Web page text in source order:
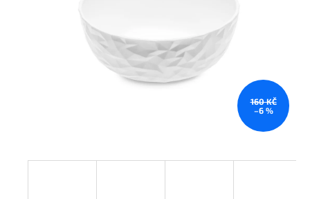
160 KČ
–6 %